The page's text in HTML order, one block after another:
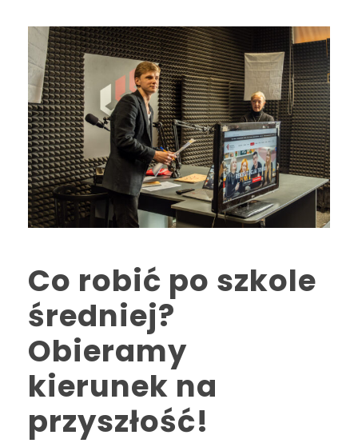
Co robić po szkole
średniej?
Obieramy
kierunek na
przyszłość!